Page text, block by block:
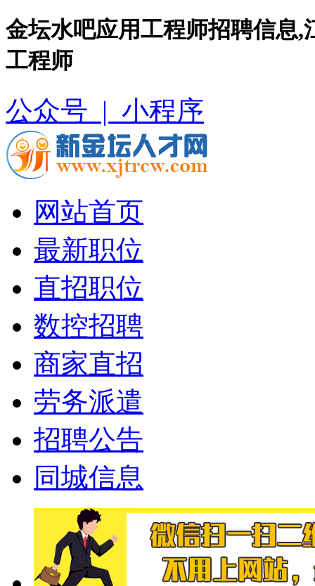
金坛水吧应用工程师招聘信息
工程师
公众号 | 小程序
网站首页
最新职位
直招职位
数控招聘
商家直招
劳务派遣
招聘公告
同城信息